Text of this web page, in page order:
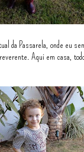
da Passarela, onde eu
Aqui em casa,